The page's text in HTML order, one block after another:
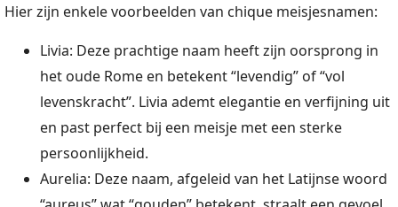
Hier zijn enkele voorbeelden van chique meisjesnamen:
Livia: Deze prachtige naam heeft zijn oorsprong in
het oude Rome en betekent “levendig” of “vol
levenskracht”. Livia ademt elegantie en verfijning uit
en past perfect bij een meisje met een sterke
persoonlijkheid.
Aurelia: Deze naam, afgeleid van het Latijnse woord